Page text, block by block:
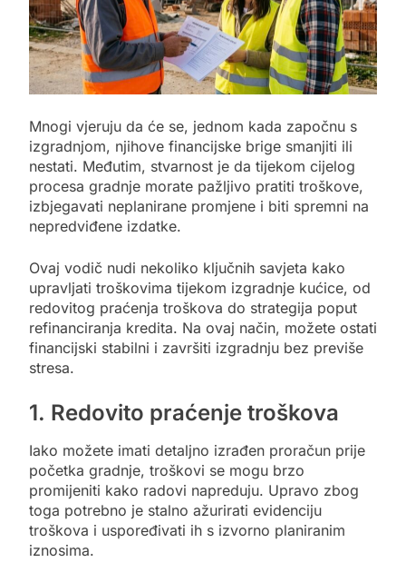
Mnogi vjeruju da će se, jednom kada započnu s
izgradnjom, njihove financijske brige smanjiti ili
nestati. Međutim, stvarnost je da tijekom cijelog
procesa gradnje morate pažljivo pratiti troškove,
izbjegavati neplanirane promjene i biti spremni na
nepredviđene izdatke.
Ovaj vodič nudi nekoliko ključnih savjeta kako
upravljati troškovima tijekom izgradnje kućice, od
redovitog praćenja troškova do strategija poput
refinanciranja kredita. Na ovaj način, možete ostati
financijski stabilni i završiti izgradnju bez previše
stresa.
1. Redovito praćenje troškova
Iako možete imati detaljno izrađen proračun prije
početka gradnje, troškovi se mogu brzo
promijeniti kako radovi napreduju. Upravo zbog
toga potrebno je stalno ažurirati evidenciju
troškova i uspoređivati ih s izvorno planiranim
iznosima.